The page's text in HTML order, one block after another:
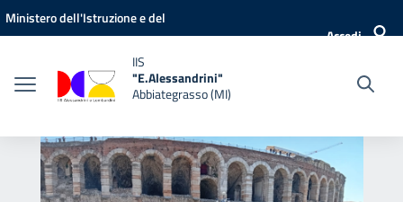
Vai ai contenuti
Vai al menu di navigazione
Vai al footer
Ministero dell'Istruzione e del
Accedi
IIS
"E.Alessandrini"
Abbiategrasso (MI)